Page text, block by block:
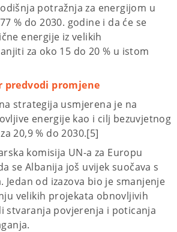
potražnja za energijom u
% do 2030. godine i da će se
energije iz velikih
za oko 15 do 20 % u istom
predvodi promjene
strategija usmjerena je na
energije kao i cilj bezuvjetnog
20,9 % do 2030.[5]
komisija UN-a za Europu
se Albanija još uvijek suočava s
Jedan od izazova bio je smanjenje
velikih projekata obnovljivih
stvaranja povjerenja i poticanja